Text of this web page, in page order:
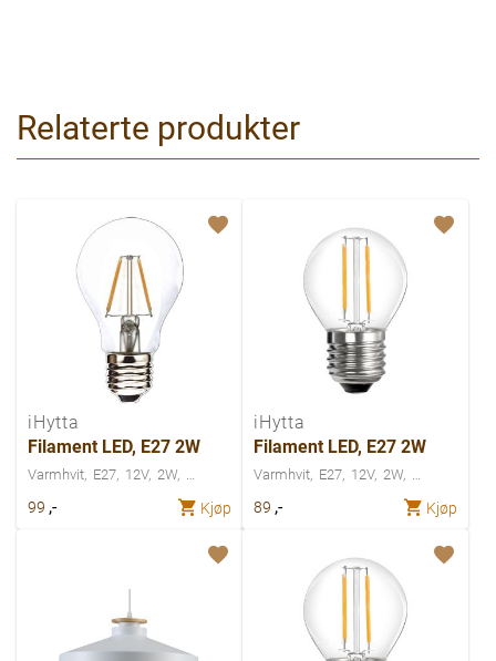
Relaterte produkter
iHytta
Filament LED, E27 2W
Varmhvit E27 12V 2W
99 ,- Kjøp
iHytta
Filament LED, E27 2W
Varmhvit E27 12V 2W
89 ,- Kjøp